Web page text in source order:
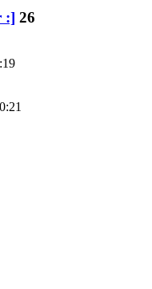
:] 26